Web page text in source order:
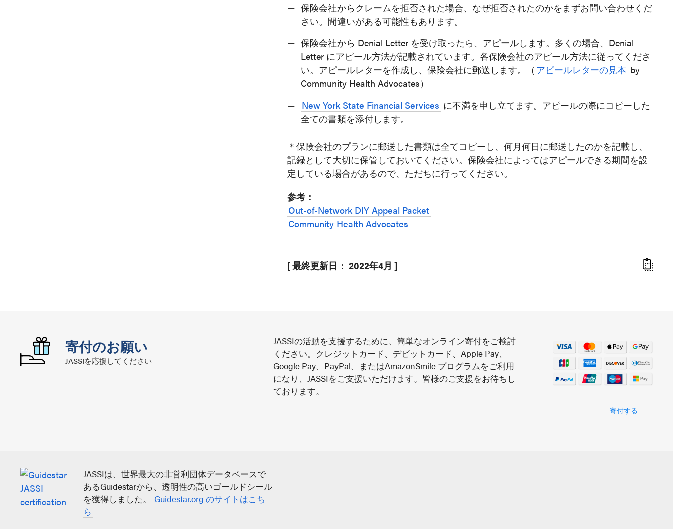
保険会社からクレームを拒否された場合、なぜ拒否されたのかをまずお問い合わせくだ
さい。間違いがある可能性もあります。
保険会社から Denial Letter を受け取ったら、アピールします。多くの場合、Denial
Letter にアピール方法が記載されています。各保険会社のアピール方法に従ってくださ
い。アピールレターを作成し、保険会社に郵送します。（ アピールレターの見本 by
Community Health Advocates）
New York State Financial Services に不満を申し立てます。アピールの際にコピーした
全ての書類を添付します。
＊保険会社のプランに郵送した書類は全てコピーし、何月何日に郵送したのかを記載し、
記録として大切に保管しておいてください。保険会社によってはアピールできる期間を設
定している場合があるので、ただちに行ってください。
参考：
Out-of-Network DIY Appeal Packet
Community Health Advocates
[ 最終更新日： 2022年4月 ]
寄付のお願い
JASSIを応援してください
JASSIの活動を支援するために、簡単なオンライン寄付をご検討
ください。クレジットカード、デビットカード、Apple Pay、
Google Pay、PayPal、またはAmazonSmile プログラムをご利用
になり、JASSIをご支援いただけます。皆様のご支援をお待ちし
ております。
寄付する
JASSIは、世界最大の非営利団体データベースで
あるGuidestarから、透明性の高いゴールドシール
を獲得しました。
Guidestar.org のサイトはこち
ら